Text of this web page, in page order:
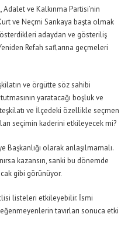
ve Kalkınma Partisi’nin
ve Neçmi Sarıkaya başta olmak
adaydan ve gösteriliş
Refah saflarına geçmeleri
ve örgütte söz sahibi
yaratacağı boşluk ve
ve İlçedeki özellikle seçmen
seçimin kaderini etkileyecek mi?
olarak anlaşılmamalı.
kazansın, sanki bu dönemde
gibi görünüyor.
listeleri etkileyebilir. İsmi
tavırları sonuca etki